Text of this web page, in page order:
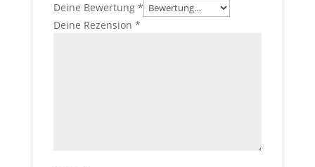
Deine Bewertung *
Deine Rezension *